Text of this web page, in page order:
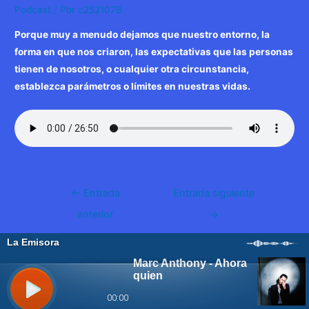
Podcast / Por c2521078
Porque muy a menudo dejamos que nuestro entorno, la
forma en que nos criaron, las expectativas que las personas
tienen de nosotros, o cualquier otra circunstancia,
establezca parámetros o límites en nuestras vidas.
Navegación
← Entrada
anterior
Entrada siguiente
→
WP2Social Auto Publish Powered By : XYZScripts.com